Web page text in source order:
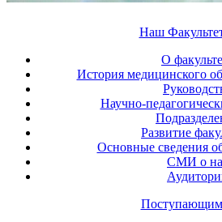
Наш
О
История медицинского
Научно-
Развитие
Основные сведения
СМИ о
Поступающим